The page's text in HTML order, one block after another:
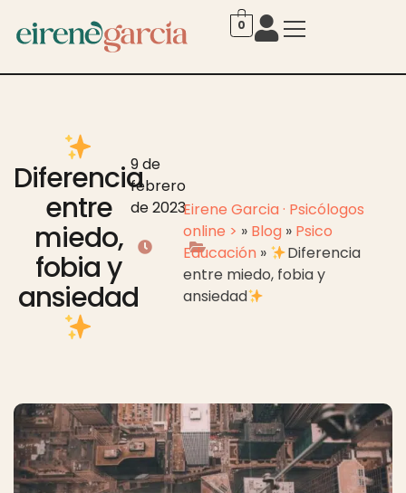
0
Diferencia
entre
miedo,
fobia y
ansiedad
9 de
febrero
de 2023Eirene Garcia · Psicólogos
online > » Blog » Psico
Educación »
Diferencia
entre miedo, fobia y
ansiedad